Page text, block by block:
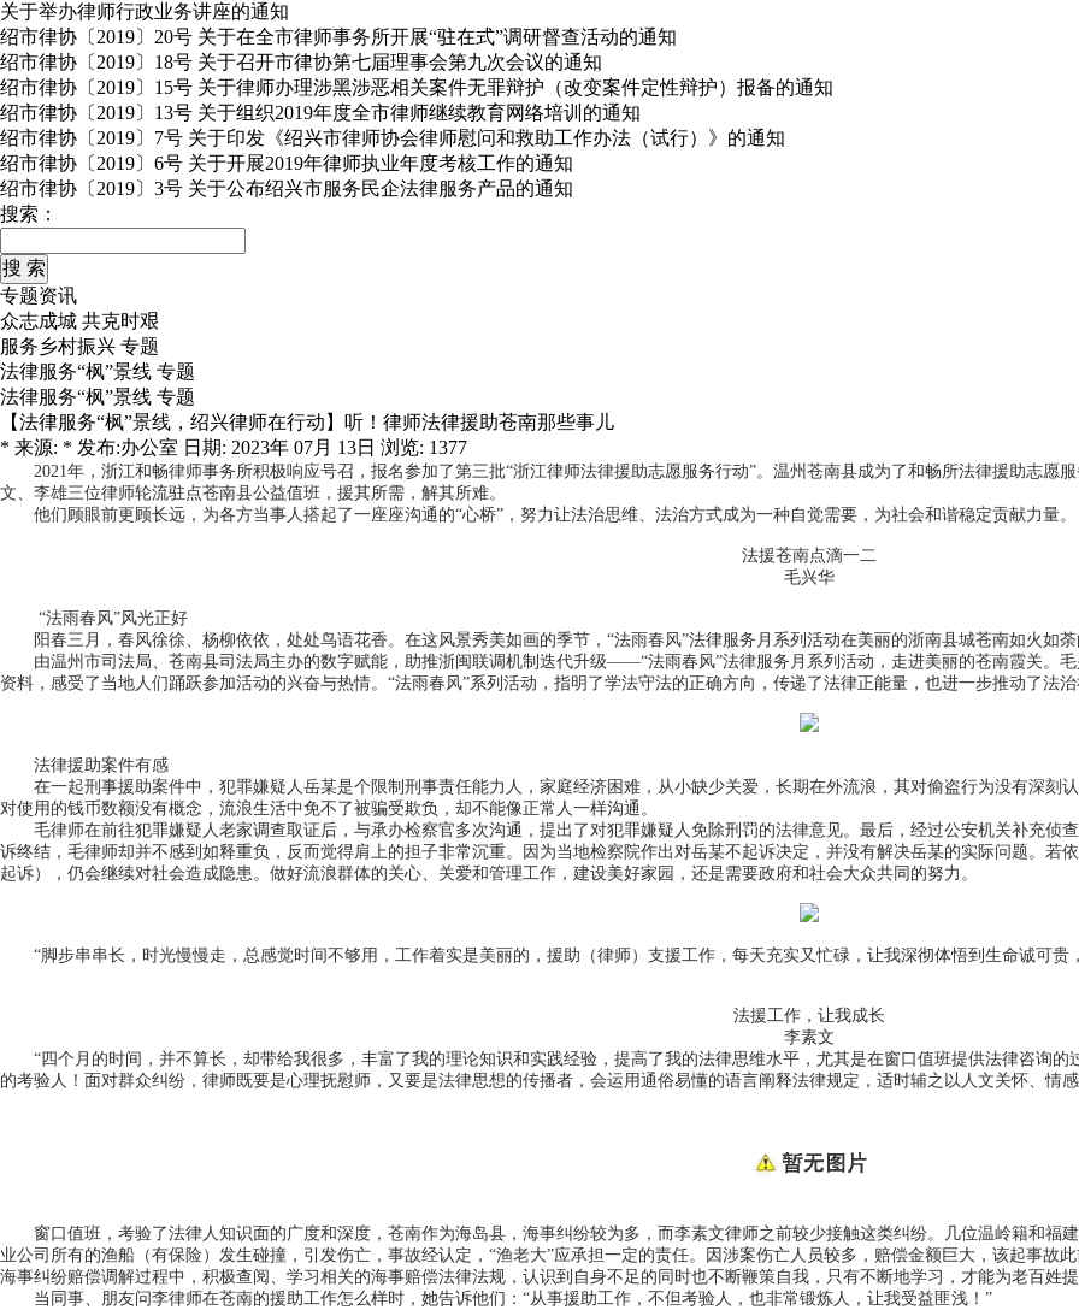
关于举办律师行政业务讲座的通知
绍市律协〔2019〕20号 关于在全市律师事务所开展“驻在式”调研督查活动的通知
绍市律协〔2019〕18号 关于召开市律协第七届理事会第九次会议的通知
绍市律协〔2019〕15号 关于律师办理涉黑涉恶相关案件无罪辩护（改变案件定性辩护）报备的通知
绍市律协〔2019〕13号 关于组织2019年度全市律师继续教育网络培训的通知
绍市律协〔2019〕7号 关于印发《绍兴市律师协会律师慰问和救助工作办法（试行）》的通知
绍市律协〔2019〕6号 关于开展2019年律师执业年度考核工作的通知
绍市律协〔2019〕3号 关于公布绍兴市服务民企法律服务产品的通知
搜索：
专题资讯
众志成城 共克时艰
服务乡村振兴 专题
法律服务“枫”景线 专题
法律服务“枫”景线 专题
【法律服务“枫”景线，绍兴律师在行动】听！律师法律援助苍南那些事儿
* 来源: * 发布:办公室 日期: 2023年 07月 13日 浏览: 1377
2021年，浙江和畅律师事务所积极响应号召，报名参加了第三批“浙江律师法律援助志愿服务行动”。温州苍南县成为了和畅所法律援助志愿
文、李雄三位律师轮流驻点苍南县公益值班，援其所需，解其所难。
他们顾眼前更顾长远，为各方当事人搭起了一座座沟通的“心桥”，努力让法治思维、法治方式成为一种自觉需要，为社会和谐稳定贡献力量。
法援苍南点滴一二
毛兴华
“法雨春风”风光正好
阳春三月，春风徐徐、杨柳依依，处处鸟语花香。在这风景秀美如画的季节，“法雨春风”法律服务月系列活动在美丽的浙南县城苍南如火如
由温州市司法局、苍南县司法局主办的数字赋能，助推浙闽联调机制迭代升级——“法雨春风”法律服务月系列活动，走进美丽的苍南霞关。
资料，感受了当地人们踊跃参加活动的兴奋与热情。“法雨春风”系列活动，指明了学法守法的正确方向，传递了法律正能量，也进一步推动了法
法律援助案件有感
在一起刑事援助案件中，犯罪嫌疑人岳某是个限制刑事责任能力人，家庭经济困难，从小缺少关爱，长期在外流浪，其对偷盗行为没有深刻
对使用的钱币数额没有概念，流浪生活中免不了被骗受欺负，却不能像正常人一样沟通。
毛律师在前往犯罪嫌疑人老家调查取证后，与承办检察官多次沟通，提出了对犯罪嫌疑人免除刑罚的法律意见。最后，经过公安机关补充侦
诉终结，毛律师却并不感到如释重负，反而觉得肩上的担子非常沉重。因为当地检察院作出对岳某不起诉决定，并没有解决岳某的实际问题。若
起诉），仍会继续对社会造成隐患。做好流浪群体的关心、关爱和管理工作，建设美好家园，还是需要政府和社会大众共同的努力。
“脚步串串长，时光慢慢走，总感觉时间不够用，工作着实是美丽的，援助（律师）支援工作，每天充实又忙碌，让我深彻体悟到生命诚可贵
法援工作，让我成长
李素文
“四个月的时间，并不算长，却带给我很多，丰富了我的理论知识和实践经验，提高了我的法律思维水平，尤其是在窗口值班提供法律咨询的
的考验人！面对群众纠纷，律师既要是心理抚慰师，又要是法律思想的传播者，会运用通俗易懂的语言阐释法律规定，适时辅之以人文关怀、情
窗口值班，考验了法律人知识面的广度和深度，苍南作为海岛县，海事纠纷较为多，而李素文律师之前较少接触这类纠纷。几位温岭籍和福
业公司所有的渔船（有保险）发生碰撞，引发伤亡，事故经认定，“渔老大”应承担一定的责任。因涉案伤亡人员较多，赔偿金额巨大，该起事故
海事纠纷赔偿调解过程中，积极查阅、学习相关的海事赔偿法律法规，认识到自身不足的同时也不断鞭策自我，只有不断地学习，才能为老百姓
当同事、朋友问李律师在苍南的援助工作怎么样时，她告诉他们：“从事援助工作，不但考验人，也非常锻炼人，让我受益匪浅！”